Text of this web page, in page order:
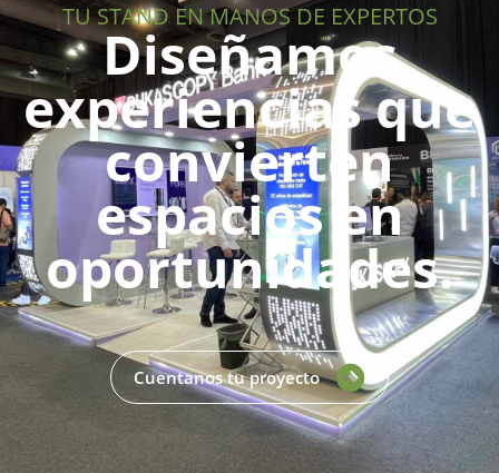
TU STAND EN MANOS DE EXPERTOS
Diseñamos
experiencias que
convierten
espacios en
oportunidades.
Cuentanos tu proyecto